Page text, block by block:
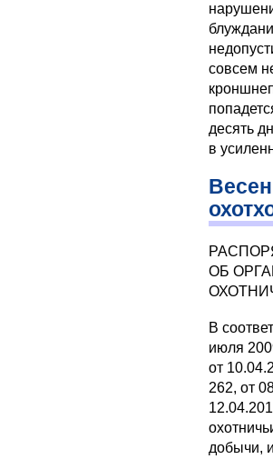
совсем
десять
в
ОБ
В
июля
от
262, от
добычи,